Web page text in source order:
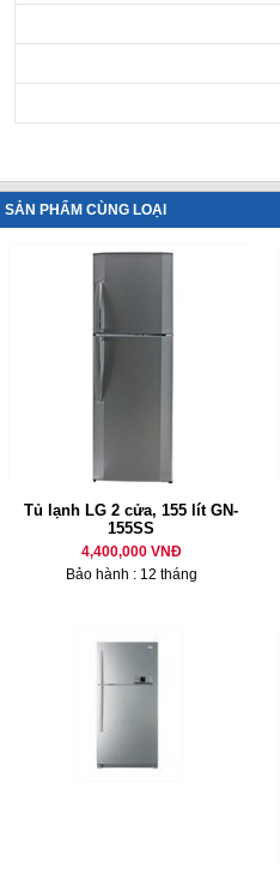
SẢN PHẨM CÙNG LOẠI
Tủ lạnh LG 2 cửa, 155 lít GN-
155SS
4,400,000 VNĐ
Bảo hành : 12 tháng